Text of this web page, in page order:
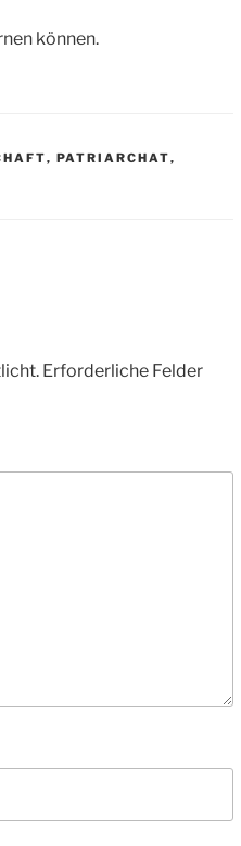
können.
, PATRIARCHAT,
Erforderliche Felder